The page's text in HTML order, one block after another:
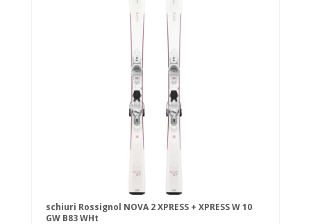
schiuri Rossignol NOVA 2 XPRESS + XPRESS W 10
GW B83 WHt